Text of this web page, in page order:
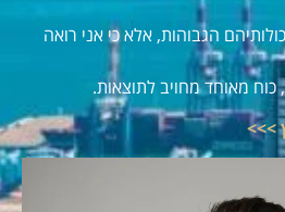
הגבוהות, אלא כי אני רואה
מאוחד מחויב לתוצאות.
>>>